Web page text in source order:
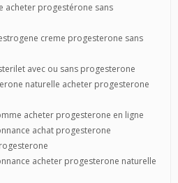
acheter progestérone sans
creme progesterone sans
avec ou sans progesterone
naturelle acheter progesterone
acheter progesterone en ligne
achat progesterone
acheter progesterone naturelle